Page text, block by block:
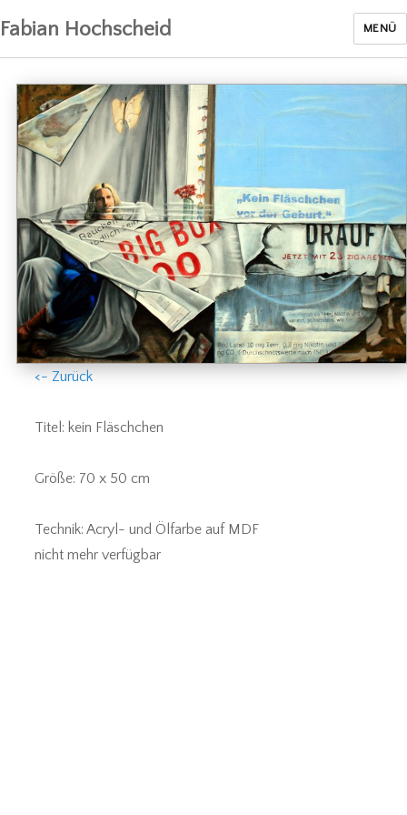
Fabian Hochscheid MENÜ
<- Zurück
Titel: kein Fläschchen
Größe: 70 x 50 cm
Technik: Acryl- und Ölfarbe auf MDF
nicht mehr verfügbar